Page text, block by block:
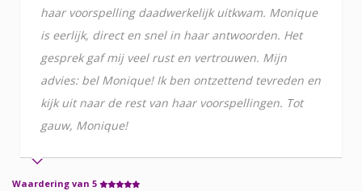
haar voorspelling daadwerkelijk uitkwam. Monique
is eerlijk, direct en snel in haar antwoorden. Het
gesprek gaf mij veel rust en vertrouwen. Mijn
advies: bel Monique! Ik ben ontzettend tevreden en
kijk uit naar de rest van haar voorspellingen. Tot
gauw, Monique!
Waardering van 5